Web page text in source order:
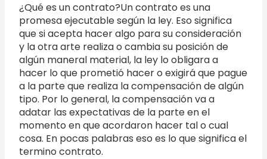
¿Qué es un contrato?Un contrato es una
promesa ejecutable según la ley. Eso significa
que si acepta hacer algo para su consideración
y la otra arte realiza o cambia su posición de
algún maneral material, la ley lo obligara a
hacer lo que prometió hacer o exigirá que pague
a la parte que realiza la compensación de algún
tipo. Por lo general, la compensación va a
adatar las expectativas de la parte en el
momento en que acordaron hacer tal o cual
cosa. En pocas palabras eso es lo que significa el
termino contrato.